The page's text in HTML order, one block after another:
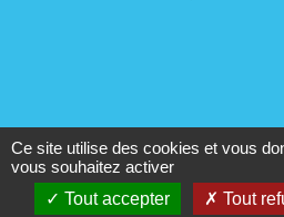
Copyright © IAD Territoire
réservés
Ce site utilise des cookies et vous
vous souhaitez activer
Tout accepter
Tout